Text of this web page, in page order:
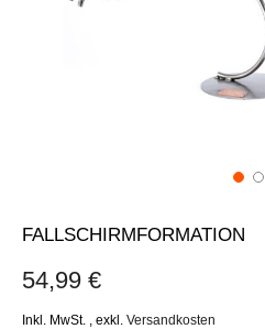
FALLSCHIRMFORMATION
54,99 €
Inkl. MwSt. exkl. Versandkosten